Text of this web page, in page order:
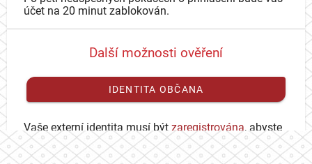
účet na 20 minut zablokován.
Další možnosti ověření
IDENTITA OBČANA
Vaše externí identita musí být zaregistrována, abyste
se mohli přihlásit ke svému CAS účtu.